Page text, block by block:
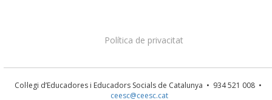
Col·legi d’Educadores i Educadors Socials de Catalunya • 934 521 008 •
ceesc@ceesc.cat
Política de privacitat